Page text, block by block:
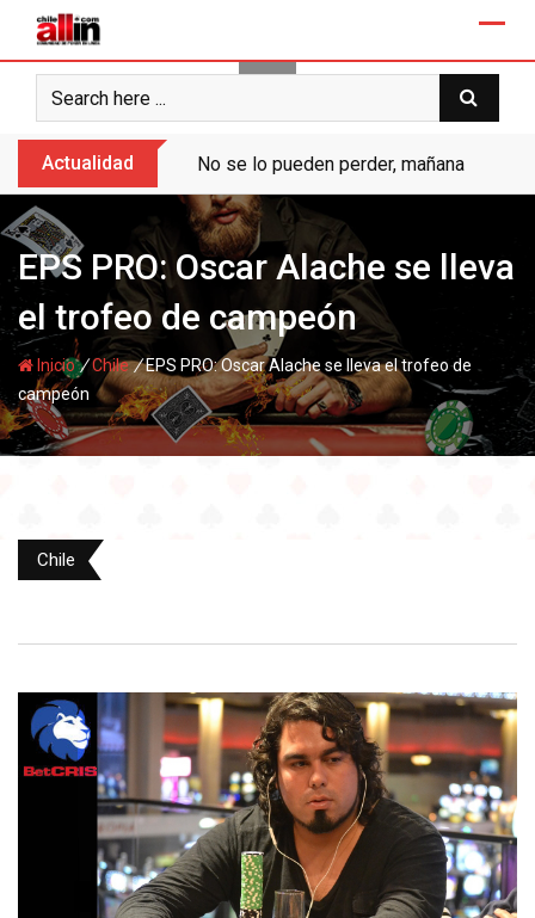
content
Actualidad No se lo pueden perder, mañana “Ases
EPS PRO: Oscar Alache se lleva
el trofeo de campeón
Inicio/Chile/EPS PRO: Oscar Alache se lleva el trofeo de
campeón
Chile